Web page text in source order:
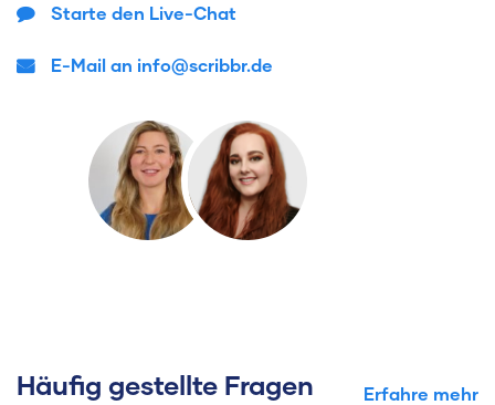
Starte den Live-Chat
E-Mail an info@scribbr.de
Häufig gestellte Fragen Erfahre mehr